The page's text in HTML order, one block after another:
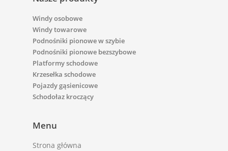
Windy osobowe
Windy towarowe
Podnośniki pionowe w szybie
Podnośniki pionowe bezszybowe
Platformy schodowe
Krzesełka schodowe
Pojazdy gąsienicowe
Schodołaz kroczący
Menu
Strona główna